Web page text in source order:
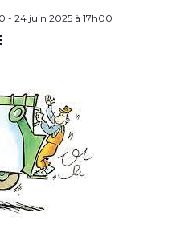
- 24 juin 2025 à 17h00